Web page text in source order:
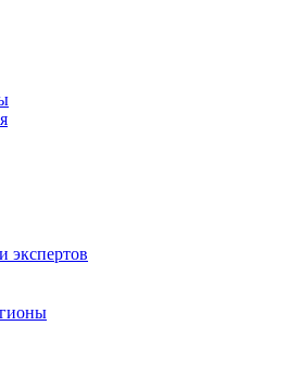
экспертов